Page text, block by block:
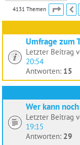
4131 Themen Seite
Umfrage zum
Letzter Beitrag
20:54
Antworten: 15
Wer kann
Letzter Beitrag
19:15
Antworten: 29